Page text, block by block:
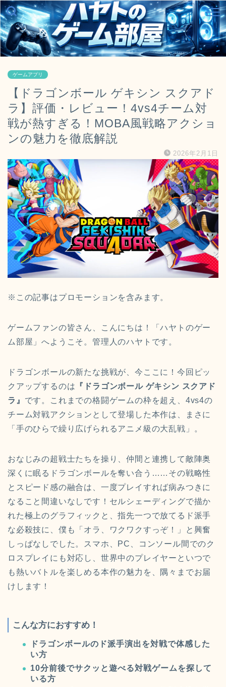
ゲームアプリ
【ドラゴンボール ゲキシン スクアド
ラ】評価・レビュー！4vs4チーム対
戦が熱すぎる！MOBA風戦略アクショ
ンの魅力を徹底解説
2026年2月1日
※この記事はプロモーションを含みます。
ゲームファンの皆さん、こんにちは！「ハヤトのゲー
ム部屋」へようこそ。管理人のハヤトです。
ドラゴンボールの新たな挑戦が、今ここに！今回ピッ
クアップするのは 『ドラゴンボール ゲキシン スクアド
ラ』 です。これまでの格闘ゲームの枠を超え、4vs4の
チーム対戦アクションとして登場した本作は、まさに
「手のひらで繰り広げられるアニメ級の大乱戦」。
おなじみの超戦士たちを操り、仲間と連携して敵陣奥
深くに眠るドラゴンボールを奪い合う……その戦略性
とスピード感の融合は、一度プレイすれば病みつきに
なること間違いなしです！セルシェーディングで描か
れた極上のグラフィックと、指先一つで放てるド派手
な必殺技に、僕も「オラ、ワクワクすっぞ！」と興奮
しっぱなしでした。スマホ、PC、コンソール間でのク
ロスプレイにも対応し、世界中のプレイヤーといつで
も熱いバトルを楽しめる本作の魅力を、隅々までお届
けします！
こんな方におすすめ！
ドラゴンボールのド派手演出を対戦で体感した
い方
10分前後でサクッと遊べる対戦ゲームを探して
いる方